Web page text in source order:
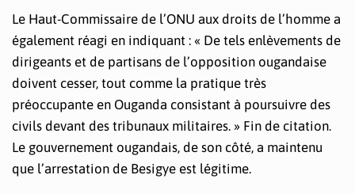
Le Haut-Commissaire de l’ONU aux droits de l’homme a
également réagi en indiquant : « De tels enlèvements de
dirigeants et de partisans de l’opposition ougandaise
doivent cesser, tout comme la pratique très
préoccupante en Ouganda consistant à poursuivre des
civils devant des tribunaux militaires. » Fin de citation.
Le gouvernement ougandais, de son côté, a maintenu
que l’arrestation de Besigye est légitime.